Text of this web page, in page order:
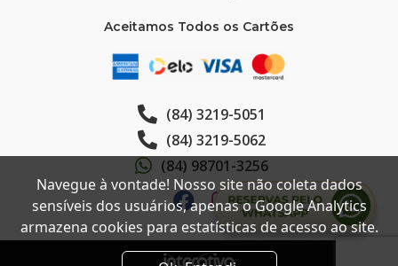
Aceitamos Todos os Cartões
(84) 3219-5051
(84) 3219-5062
(84) 98701-3256
Navegue à vontade! Nosso site não coleta dados
sensíveis dos usuários, apenas o Google Analytics
armazena cookies para estatísticas de acesso ao site.